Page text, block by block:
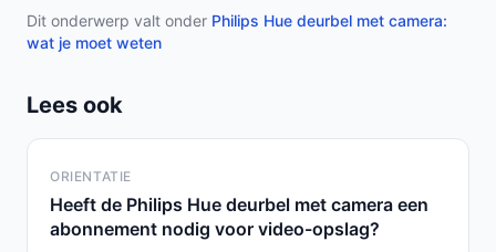
Dit onderwerp valt onder Philips Hue deurbel met camera:
wat je moet weten
Lees ook
ORIENTATIE
Heeft de Philips Hue deurbel met camera een
abonnement nodig voor video-opslag?